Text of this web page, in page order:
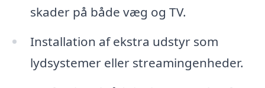
skader på både væg og TV.
Installation af ekstra udstyr som
lydsystemer eller streamingenheder.